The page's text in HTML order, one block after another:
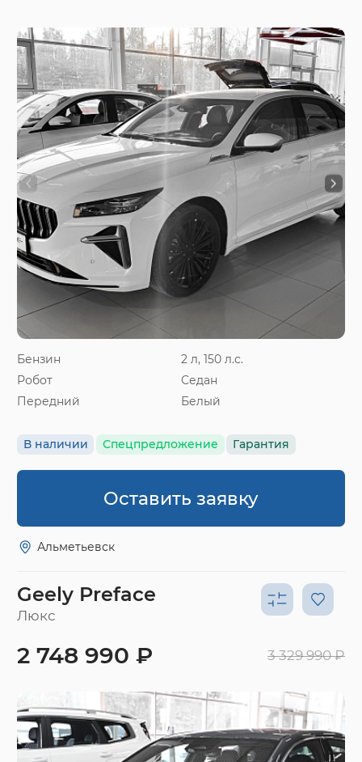
Бензин
2 л, 150 л.с.
Робот
Седан
Передний
Белый
В наличии Спецпредложение Гарантия
Оставить заявку
Альметьевск
Geely Preface
Люкс
2 748 990 ₽ 3 329 990 ₽